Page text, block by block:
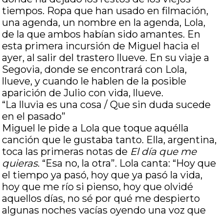
tiempos. Ropa que han usado en filmación,
una agenda, un nombre en la agenda, Lola,
de la que ambos habían sido amantes. En
esta primera incursión de Miguel hacia el
ayer, al salir del trastero llueve. En su viaje a
Segovia, donde se encontrará con Lola,
llueve, y cuando le hablen de la posible
aparición de Julio con vida, llueve.
“La lluvia es una cosa / Que sin duda sucede
en el pasado”
Miguel le pide a Lola que toque aquélla
canción que le gustaba tanto. Ella, argentina,
toca las primeras notas de El día que me
quieras. “Esa no, la otra”. Lola canta: “Hoy que
el tiempo ya pasó, hoy que ya pasó la vida,
hoy que me río si pienso, hoy que olvidé
aquellos días, no sé por qué me despierto
algunas noches vacías oyendo una voz que